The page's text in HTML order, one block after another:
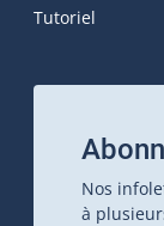
Tutoriel
Nos
à